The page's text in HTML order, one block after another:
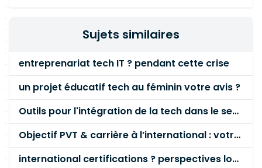
Sujets similaires
entreprenariat tech IT ? pendant cette crise
un projet éducatif tech au féminin votre avis ?
Outils pour l'intégration de la tech dans le secteur bancaire
Objectif PVT & carrière à l’international : votre avis sur les formations clés en gestion de projet, data et IA ?avenir marché IT
international certifications ? perspectives long terme